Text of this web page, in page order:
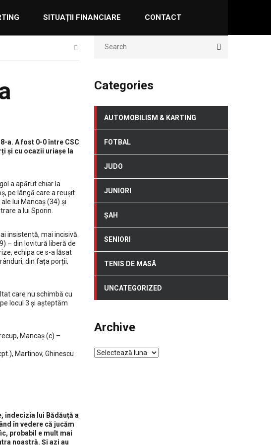
SITUAȚII FINANCIARE CONTACT
a. A fost 0-0 între CSC
și cu ocazii uriașe la
a apărut chiar la
pe lângă care a reușit
lui Mancaș (34) și
a lui Sporin.
insistentă, mai incisivă.
– din lovitură liberă de
echipa ce s-a lăsat
din fața porții,
care nu schimbă cu
locul 3 și așteptăm
Mancaș (c) –
Martinov, Ghinescu
indecizia lui Bădăuță a
în vedere că jucăm
probabil e mult mai
noastră. Și azi au
Categories
AUTOMOBILISM & KARTING
FOTBAL
JUDO
JUNIORI
ȘAH
SENIORI
TENIS DE MASĂ
UNCATEGORIZED
Archive
Archive